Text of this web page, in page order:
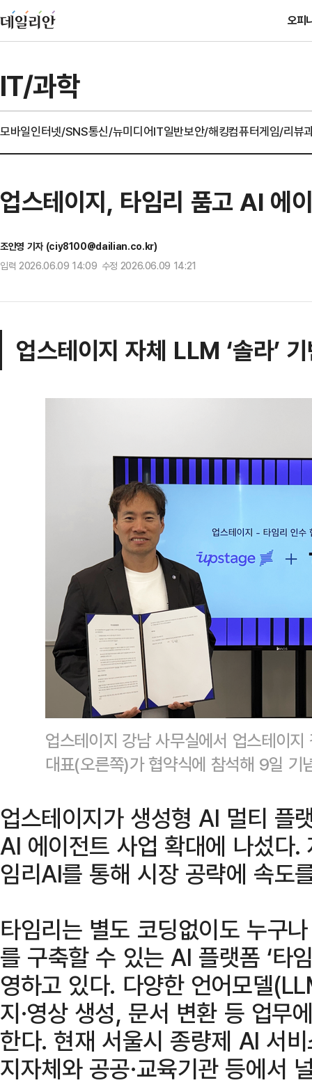
오피
IT/과학
모바일인터넷/SNS통신/뉴미디어IT일반보안/해킹컴퓨터게임/리뷰
업스테이지, 타임리 품고 AI 에
조인영 기자 (ciy8100@dailian.co.kr)
입력 2026.06.09 14:09 수정 2026.06.09 14:21
업스테이지 자체 LLM ‘솔라’
업스테이지 강남 사무실에서 업스테이
대표(오른쪽)가 협약식에 참석해 9일
업스테이지가 생성형 AI 멀티 플
AI 에이전트 사업 확대에 나섰다
임리AI를 통해 시장 공략에 속도
타임리는 별도 코딩없이도 누구
를 구축할 수 있는 AI 플랫폼 ‘타
영하고 있다. 다양한 언어모델
지·영상 생성, 문서 변환 등 업무
한다. 현재 서울시 종량제 AI 서
지자체와 공공·교육기관 등에서